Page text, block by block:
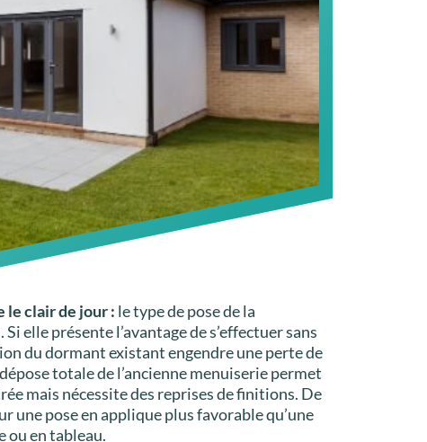
le clair de jour : le type de pose de la
elle présente l’avantage de s’effectuer sans
du dormant existant engendre une perte de
totale de l’ancienne menuiserie permet
mais nécessite des reprises de finitions. De
une pose en applique plus favorable qu’une
ou en tableau.